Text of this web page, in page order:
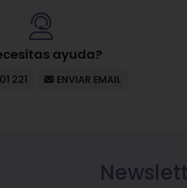
ayuda?
221 ENVIAR EMAIL